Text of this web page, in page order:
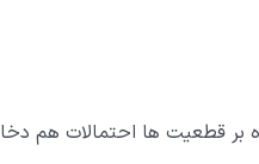
ها احتمالات هم دخالت